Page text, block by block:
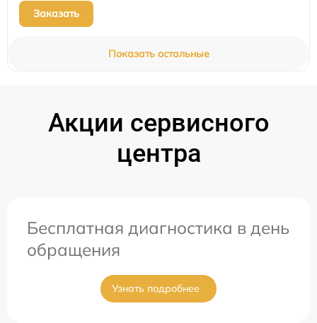
Заказать
Показать остальные
Акции сервисного
центра
Бесплатная диагностика в день
обращения
Узнать подробнее